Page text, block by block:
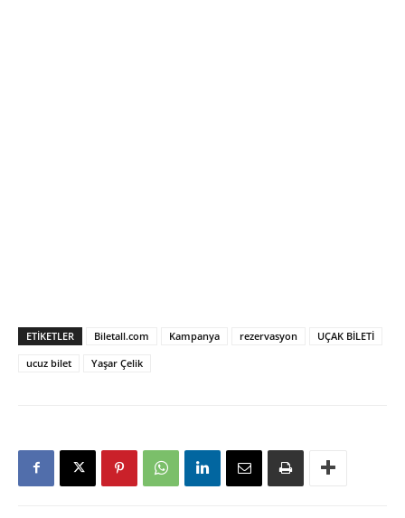
ETIKETLER Biletall.com Kampanya rezervasyon
UÇAK BİLETİ
ucuz bilet
Yaşar Çelik